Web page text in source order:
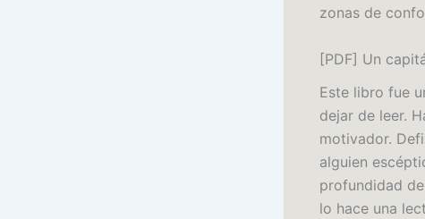
zonas de
[PDF] Un
Este libro fue
dejar de leer.
motivador.
alguien
profundidad
lo hace una